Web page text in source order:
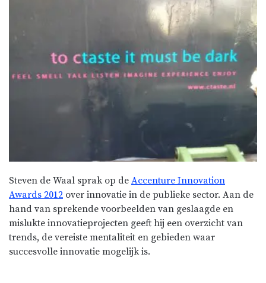
Steven de Waal sprak op de Accenture Innovation
Awards 2012 over innovatie in de publieke sector. Aan de
hand van sprekende voorbeelden van geslaagde en
mislukte innovatieprojecten geeft hij een overzicht van
trends, de vereiste mentaliteit en gebieden waar
succesvolle innovatie mogelijk is.